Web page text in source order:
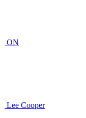
ON
Lee Cooper